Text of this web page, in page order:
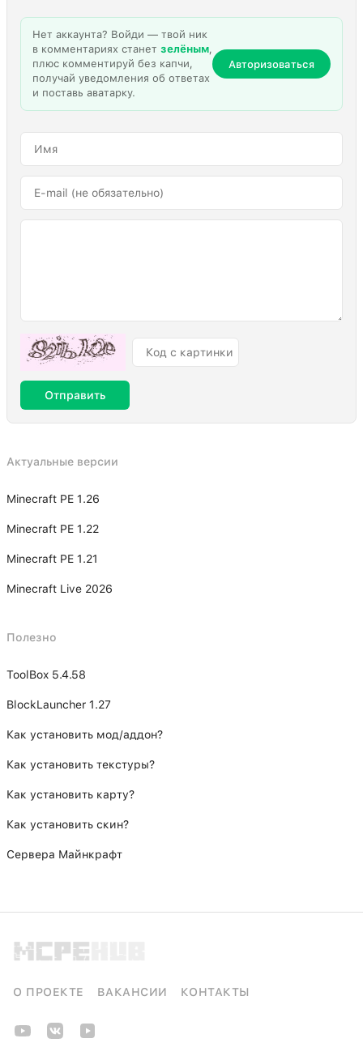
Нет аккаунта? Войди — твой ник
в комментариях станет зелёным,
плюс комментируй без капчи,
получай уведомления об ответах
и поставь аватарку.
Авторизоваться
Отправить
Актуальные версии
Minecraft PE 1.26
Minecraft PE 1.22
Minecraft PE 1.21
Minecraft Live 2026
Полезно
ToolBox 5.4.58
BlockLauncher 1.27
Как установить мод/аддон?
Как установить текстуры?
Как установить карту?
Как установить скин?
Сервера Майнкрафт
О ПРОЕКТЕ ВАКАНСИИ КОНТАКТЫ